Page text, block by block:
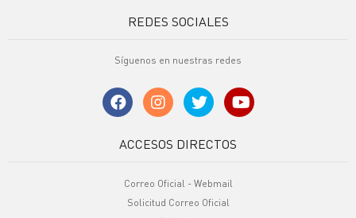
REDES SOCIALES
Síguenos en nuestras redes
ACCESOS DIRECTOS
Correo Oficial - Webmail
Solicitud Correo Oficial